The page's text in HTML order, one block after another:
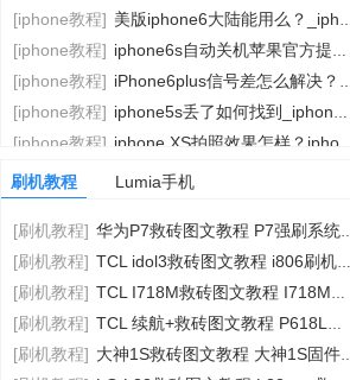
[iphone教程] 美版iphone6大陆能用么？_iphone指南
[iphone教程] iphone6s自动关机苹果官方提供更改电池流程列表
[iphone教程] iPhone6plus信号差怎么解决？_iphone指
[iphone教程] iphone5s丢了如何找到_iphone指南
[iphone教程] iphone XS拍照效果怎样？iphone XS拍照
刷机教程 Lumia手机
[刷机教程] 华为P7救砖图文教程 P7强刷系统救砖图文教程
[刷机教程] TCL idol3救砖图文教程 i806刷机包救砖图
[刷机教程] TCL I718M救砖图文教程 I718M一键救砖图文
[刷机教程] TCL 续航+救砖图文教程 P618L线刷救砖图文教
[刷机教程] 大神1S救砖图文教程 大神1S固件线刷救砖图文教程